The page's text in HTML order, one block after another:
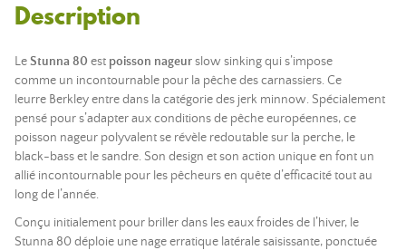
Description
LeStunna 80 est poisson nageurslow sinking qui s’impose
comme un incontournable pour la pêche des carnassiers. Ce
leurre Berkley entre dans la catégorie des jerk minnow. Spécialement
pensé pour s’adapter aux conditions de pêche européennes, ce
poisson nageur polyvalent se révèle redoutable sur la perche, le
black-bass et le sandre. Son design et son action unique en font un
allié incontournable pour les pêcheurs en quête d’efficacité tout au
long de l’année.
Conçu initialement pour briller dans les eaux froides de l’hiver, le
Stunna 80 déploie une nage erratique latérale saisissante, ponctuée